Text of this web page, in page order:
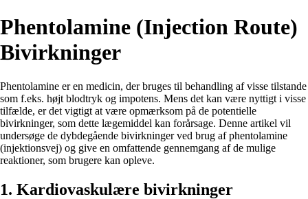
Phentolamine (Injection Route)
Bivirkninger
Phentolamine er en medicin, der bruges til behandling af visse tilstande
som f.eks. højt blodtryk og impotens. Mens det kan være nyttigt i visse
tilfælde, er det vigtigt at være opmærksom på de potentielle
bivirkninger, som dette lægemiddel kan forårsage. Denne artikel vil
undersøge de dybdegående bivirkninger ved brug af phentolamine
(injektionsvej) og give en omfattende gennemgang af de mulige
reaktioner, som brugere kan opleve.
1. Kardiovaskulære bivirkninger